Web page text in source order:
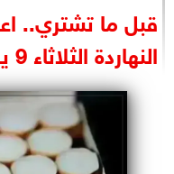
الرئاسة
البرلمان
الوزارات
الأحزاب
قبل ما تشتري..
النهاردة الثلاثاء 9 يونيو 2026 وصلت لفين